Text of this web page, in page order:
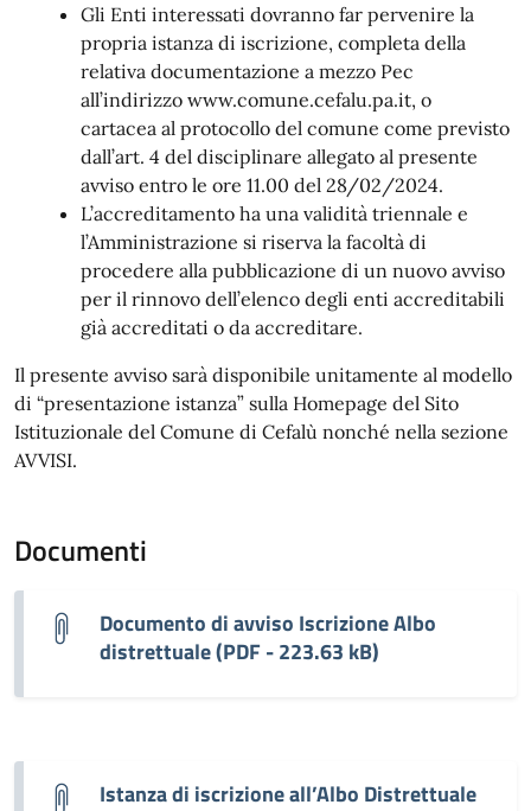
Gli Enti interessati dovranno far pervenire la
propria istanza di iscrizione, completa della
relativa documentazione a mezzo Pec
all’indirizzo www.comune.cefalu.pa.it, o
cartacea al protocollo del comune come previsto
dall’art. 4 del disciplinare allegato al presente
avviso entro le ore 11.00 del 28/02/2024.
L’accreditamento ha una validità triennale e
l’Amministrazione si riserva la facoltà di
procedere alla pubblicazione di un nuovo avviso
per il rinnovo dell’elenco degli enti accreditabili
già accreditati o da accreditare.
Il presente avviso sarà disponibile unitamente al modello
di “presentazione istanza” sulla Homepage del Sito
Istituzionale del Comune di Cefalù nonché nella sezione
AVVISI.
Documenti
Documento di avviso Iscrizione Albo
distrettuale (PDF - 223.63 kB)
Istanza di iscrizione all’Albo Distrettuale